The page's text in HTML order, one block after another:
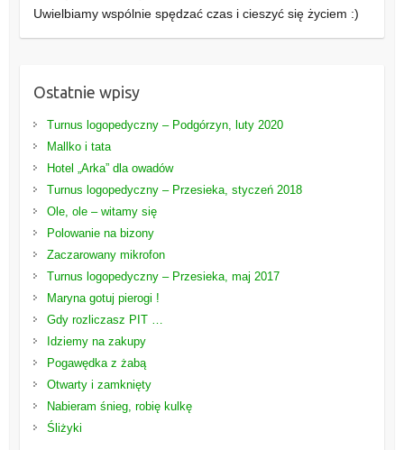
Uwielbiamy wspólnie spędzać czas i cieszyć się życiem :)
Ostatnie wpisy
Turnus logopedyczny – Podgórzyn, luty 2020
Mallko i tata
Hotel „Arka” dla owadów
Turnus logopedyczny – Przesieka, styczeń 2018
Ole, ole – witamy się
Polowanie na bizony
Zaczarowany mikrofon
Turnus logopedyczny – Przesieka, maj 2017
Maryna gotuj pierogi !
Gdy rozliczasz PIT …
Idziemy na zakupy
Pogawędka z żabą
Otwarty i zamknięty
Nabieram śnieg, robię kulkę
Śliżyki